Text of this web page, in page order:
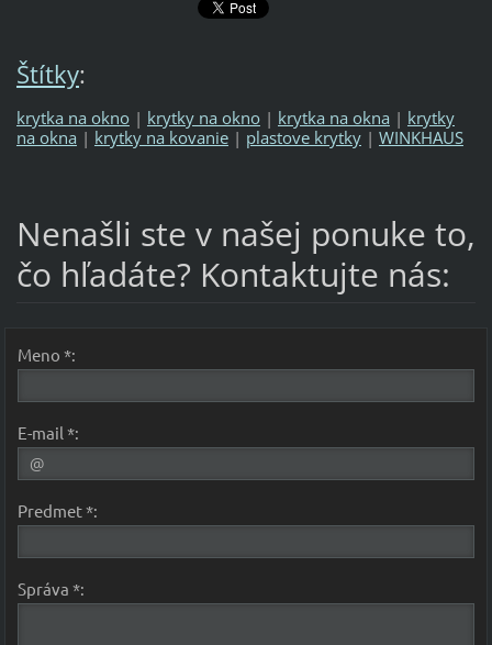
Štítky:
krytka na okno | krytky na okno | krytka na okna | krytky
na okna | krytky na kovanie | plastove krytky | WINKHAUS
Nenašli ste v našej ponuke to,
čo hľadáte? Kontaktujte nás:
Meno *:
E-mail *:
Predmet *:
Správa *: